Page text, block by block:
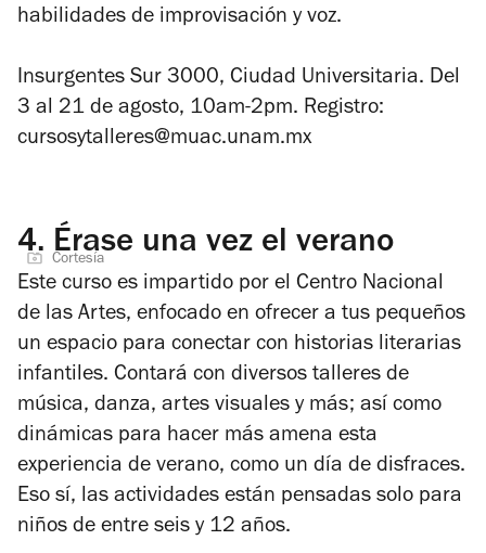
habilidades de improvisación y voz.
Insurgentes Sur 3000, Ciudad Universitaria. Del
3 al 21 de agosto, 10am-2pm. Registro:
cursosytalleres@muac.unam.mx
4. Érase una vez el verano
Cortesía
Este curso es impartido por el Centro Nacional
de las Artes, enfocado en ofrecer a tus pequeños
un espacio para conectar con historias literarias
infantiles. Contará con diversos talleres de
música, danza, artes visuales y más; así como
dinámicas para hacer más amena esta
experiencia de verano, como un día de disfraces.
Eso sí, las actividades están pensadas solo para
niños de entre seis y 12 años.